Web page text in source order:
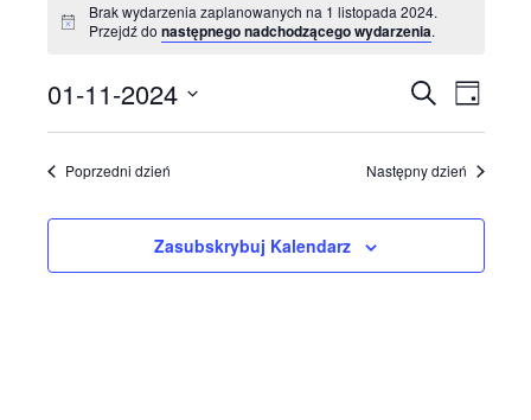
Powiadomienie
Brak wydarzenia zaplanowanych na 1 listopada 2024.
Przejdź donastępnego nadchodzącego wydarzenia.
Wydarzenia
wyszukiwaniu
i
SzukajDzień
01-11-2024
Wybierz
datę.Poprzedni dzień Następny dzień
Zasubskrybuj Kalendarz